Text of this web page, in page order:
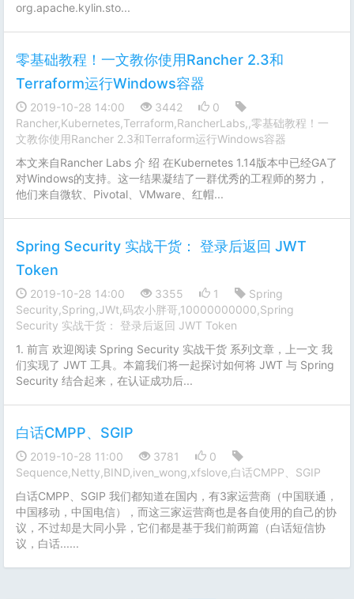
org.apache.kylin.sto...
零基础教程！一文教你使用Rancher 2.3和
Terraform运行Windows容器
2019-10-28 14:00 3442
0
Rancher,Kubernetes,Terraform,RancherLabs,,零基础教程！一
文教你使用Rancher 2.3和Terraform运行Windows容器
本文来自Rancher Labs 介 绍 在Kubernetes 1.14版本中已经GA了
对Windows的支持。这一结果凝结了一群优秀的工程师的努力，
他们来自微软、Pivotal、VMware、红帽...
Spring Security 实战干货： 登录后返回 JWT
Token
2019-10-28 14:00 3355 1
Spring
Security,Spring,JWt,码农小胖哥,10000000000,Spring
Security 实战干货： 登录后返回 JWT Token
1. 前言 欢迎阅读 Spring Security 实战干货 系列文章，上一文 我
们实现了 JWT 工具。本篇我们将一起探讨如何将 JWT 与 Spring
Security 结合起来，在认证成功后...
白话CMPP、SGIP
2019-10-28 11:00 3781
0
Sequence,Netty,BIND,iven_wong,xfslove,白话CMPP、SGIP
白话CMPP、SGIP 我们都知道在国内，有3家运营商（中国联通，
中国移动，中国电信），而这三家运营商也是各自使用的自己的协
议，不过却是大同小异，它们都是基于我们前两篇（白话短信协
议，白话......